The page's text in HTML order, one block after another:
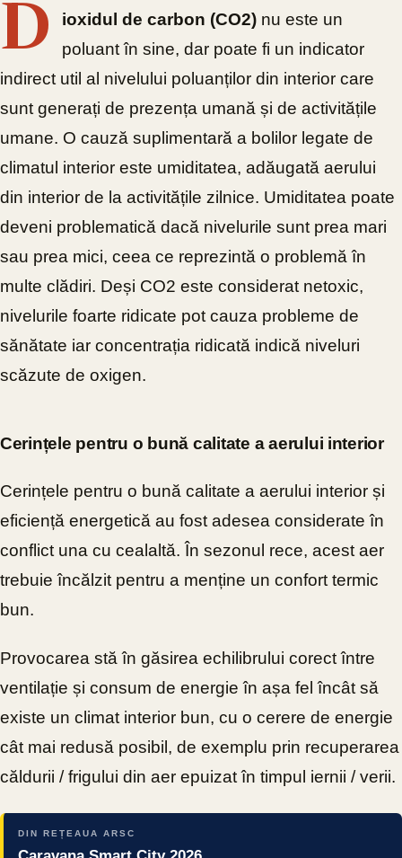
D ioxidul de carbon (CO2) nu este un
poluant în sine, dar poate fi un indicator
indirect util al nivelului poluanților din interior care
sunt generați de prezența umană și de activitățile
umane. O cauză suplimentară a bolilor legate de
climatul interior este umiditatea, adăugată aerului
din interior de la activitățile zilnice. Umiditatea poate
deveni problematică dacă nivelurile sunt prea mari
sau prea mici, ceea ce reprezintă o problemă în
multe clădiri. Deși CO2 este considerat netoxic,
nivelurile foarte ridicate pot cauza probleme de
sănătate iar concentrația ridicată indică niveluri
scăzute de oxigen.
Cerințele pentru o bună calitate a aerului interior
Cerințele pentru o bună calitate a aerului interior și
eficiență energetică au fost adesea considerate în
conflict una cu cealaltă. În sezonul rece, acest aer
trebuie încălzit pentru a menține un confort termic
bun.
Provocarea stă în găsirea echilibrului corect între
ventilație și consum de energie în așa fel încât să
existe un climat interior bun, cu o cerere de energie
cât mai redusă posibil, de exemplu prin recuperarea
căldurii / frigului din aer epuizat în timpul iernii / verii.
DIN REȚEAUA ARSC